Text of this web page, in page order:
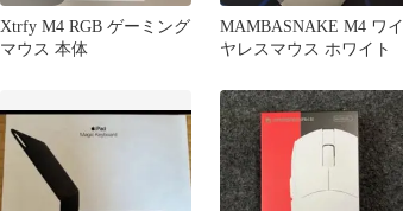
Xtrfy M4 RGB ゲーミング
マウス 本体
MAMBASNAKE M4 ワイ
ヤレスマウス ホワイト